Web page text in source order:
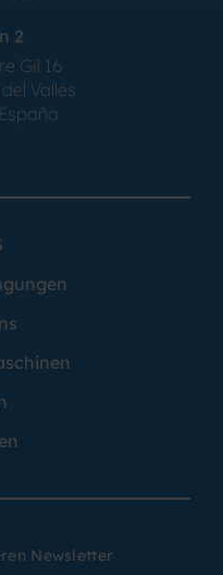
2
Gil 16
Vallés
Newsletter